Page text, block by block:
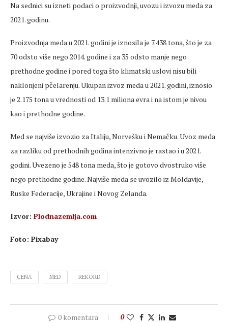
Na sednici su izneti podaci o proizvodnji, uvozu i izvozu meda za
2021. godinu.
Proizvodnja meda u 2021. godini je iznosila je 7.438 tona, što je za
70 odsto više nego 2014. godine i za 35 odsto manje nego
prethodne godine i pored toga što klimatski uslovi nisu bili
naklonjeni pčelarenju. Ukupan izvoz meda u 2021. godini, iznosio
je 2.175 tona u vrednosti od 13.1 miliona evra i na istom je nivou
kao i prethodne godine.
Med se najviše izvozio za Italiju, Norvešku i Nemačku. Uvoz meda
za razliku od prethodnih godina intenzivno je rastao i u 2021.
godini. Uvezeno je 548 tona meda, što je gotovo dvostruko više
nego prethodne godine. Najviše meda se uvozilo iz Moldavije,
Ruske Federacije, Ukrajine i Novog Zelanda.
Izvor: Plodnazemlja.com
Foto: Pixabay
CENA MED REKORD
0 komentara 0